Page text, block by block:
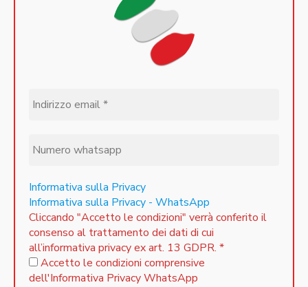
Informativa sulla Privacy
Informativa sulla Privacy - WhatsApp
Cliccando "Accetto le condizioni" verrà conferito il
consenso al trattamento dei dati di cui
all’informativa privacy ex art. 13 GDPR. *
Accetto le condizioni comprensive
dell'Informativa Privacy WhatsApp